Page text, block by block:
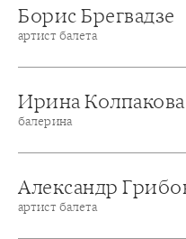
Борис Брегвадзе
артист балета
Ирина Колпакова
балерина
Александр
артист балета